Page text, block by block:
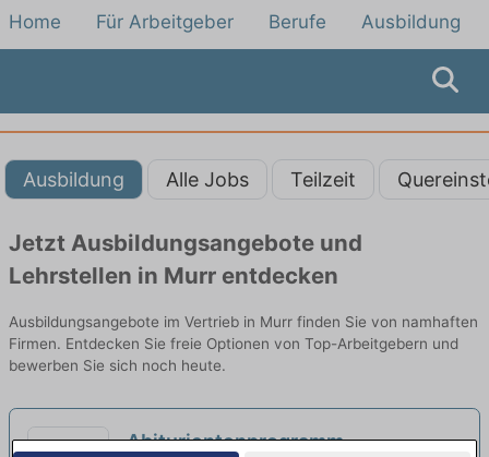
Home Für Arbeitgeber Berufe Ausbildung
Ausbildung Alle Jobs Teilzeit
Jetzt Ausbildungsangebote und
Lehrstellen in Murr entdecken
Ausbildungsangebote im Vertrieb in Murr finden Sie von namhaften
Firmen. Entdecken Sie freie Optionen von Top-Arbeitgebern und
bewerben Sie sich noch heute.
Abiturientenprogramm